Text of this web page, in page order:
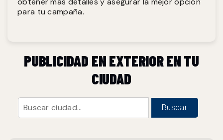
para tu campaña.
PUBLICIDAD EN EXTERIOR EN TU
CIUDAD
Buscar